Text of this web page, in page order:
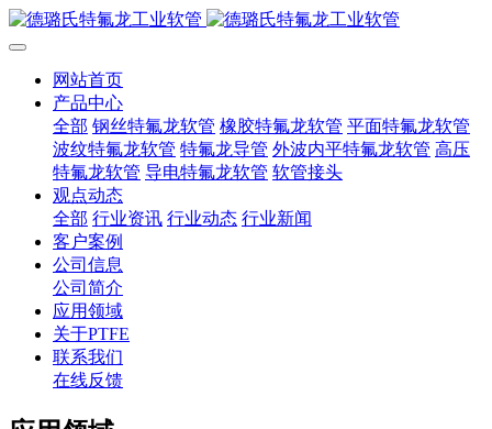
网站首页
产品中心
全部 钢丝特氟龙软管 橡胶特氟龙软管 平面特氟龙软管
波纹特氟龙软管 特氟龙导管 外波内平特氟龙软管 高压
特氟龙软管 导电特氟龙软管 软管接头
观点动态
全部 行业资讯 行业动态 行业新闻
客户案例
公司信息
公司简介
应用领域
关于PTFE
联系我们
在线反馈